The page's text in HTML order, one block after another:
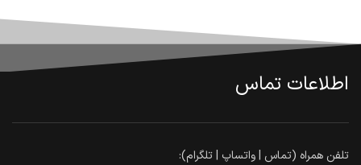
اطلاعات تماس
تلفن همراه (تماس | واتساپ | تلگرام):